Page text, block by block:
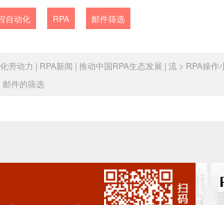
自动化 RPA 邮件筛选
劳动力 | RPA新闻 | 推动中国RPA生态发展 | 流 > RPA操作
邮件的筛选